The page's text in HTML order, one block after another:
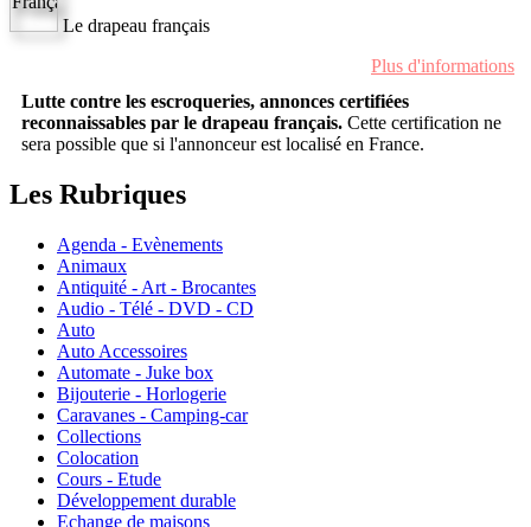
Le drapeau français
Plus d'informations
Lutte contre les escroqueries, annonces certifiées
reconnaissables par le drapeau français. Cette certification ne
sera possible que si l'annonceur est localisé en France.
Les Rubriques
Agenda - Evènements
Animaux
Antiquité - Art - Brocantes
Audio - Télé - DVD - CD
Auto
Auto Accessoires
Automate - Juke box
Bijouterie - Horlogerie
Caravanes - Camping-car
Collections
Colocation
Cours - Etude
Développement durable
Echange de maisons